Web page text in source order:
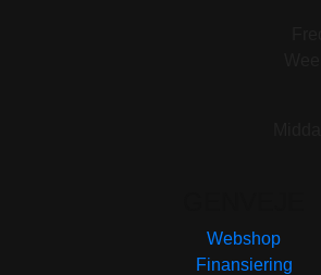
Webshop
Finansiering